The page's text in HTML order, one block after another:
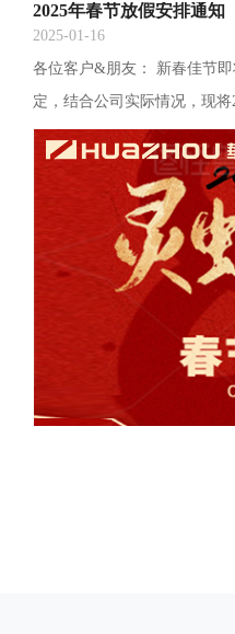
2025年春节放假安排通知
2025-01-16
各位客户&朋友： 新春佳节
定，结合公司实际情况，现
月28日（农历除夕、周二）
月5日（初八）开工，1月26
前祝大家新春佳节愉快，事